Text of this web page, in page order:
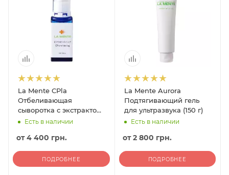
La Mente CPla
Отбеливающая
сыворотка с экстрактом
плаценты (30 мл)
Есть в наличии
от4 400 грн.
ПОДРОБНЕЕ
La Mente Aurora
Подтягивающий гель
для ультразвука (150 г)
Есть в наличии
от2 800 грн.
ПОДРОБНЕЕ